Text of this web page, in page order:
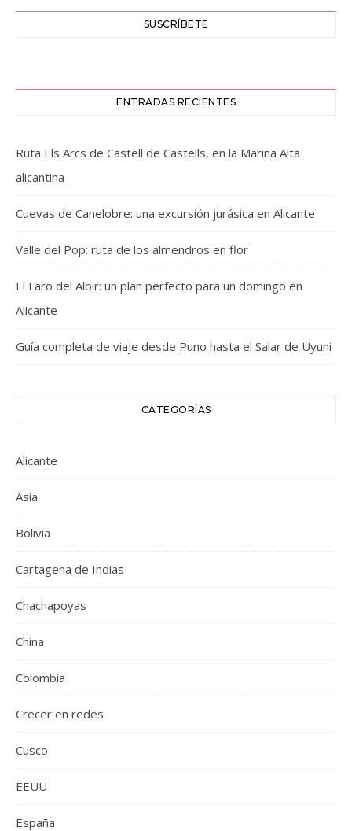
SUSCRÍBETE
ENTRADAS RECIENTES
Ruta Els Arcs de Castell de Castells, en la Marina Alta
alicantina
Cuevas de Canelobre: una excursión jurásica en Alicante
Valle del Pop: ruta de los almendros en flor
El Faro del Albir: un plan perfecto para un domingo en
Alicante
Guía completa de viaje desde Puno hasta el Salar de Uyuni
CATEGORÍAS
Alicante
Asia
Bolivia
Cartagena de Indias
Chachapoyas
China
Colombia
Crecer en redes
Cusco
EEUU
España